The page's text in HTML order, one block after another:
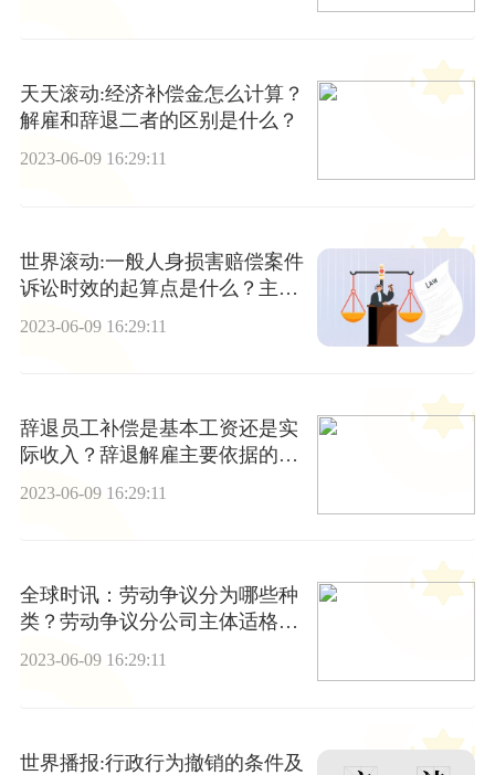
天天滚动:经济补偿金怎么计算？
解雇和辞退二者的区别是什么？
2023-06-09 16:29:11
世界滚动:一般人身损害赔偿案件
诉讼时效的起算点是什么？主债
2023-06-09 16:29:11
辞退员工补偿是基本工资还是实
际收入？辞退解雇主要依据的法
2023-06-09 16:29:11
全球时讯：劳动争议分为哪些种
类？劳动争议分公司主体适格的
规定
2023-06-09 16:29:11
世界播报:行政行为撤销的条件及